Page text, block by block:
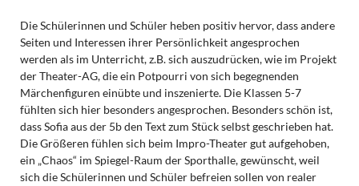
Die Schülerinnen und Schüler heben positiv hervor, dass andere
Seiten und Interessen ihrer Persönlichkeit angesprochen
werden als im Unterricht, z.B. sich auszudrücken, wie im Projekt
der Theater-AG, die ein Potpourri von sich begegnenden
Märchenfiguren einübte und inszenierte. Die Klassen 5-7
fühlten sich hier besonders angesprochen. Besonders schön ist,
dass Sofia aus der 5b den Text zum Stück selbst geschrieben hat.
Die Größeren fühlen sich beim Impro-Theater gut aufgehoben,
ein „Chaos“ im Spiegel-Raum der Sporthalle, gewünscht, weil
sich die Schülerinnen und Schüler befreien sollen von realer